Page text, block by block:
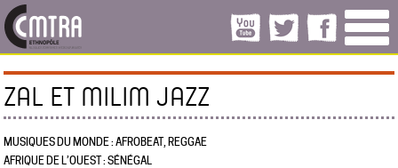
ZAL ET MILIM JAZZ
MUSIQUES DU MONDE : AFROBEAT, REGGAE
AFRIQUE DE L’OUEST : SÉNÉGAL